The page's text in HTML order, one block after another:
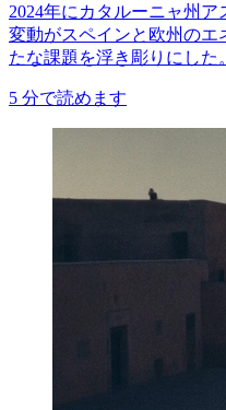
2024年にカタルーニャ州
変動がスペインと欧州の
たな課題を浮き彫りにした。
5 分で読めます